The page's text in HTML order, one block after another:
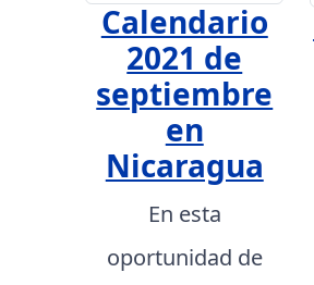
Calendario
2021 de
septiembre
en
Nicaragua
En esta
oportunidad de